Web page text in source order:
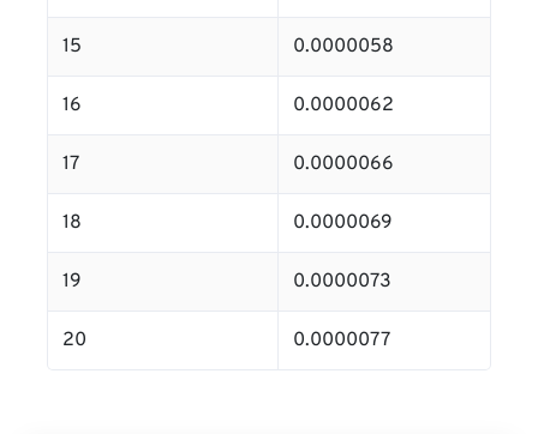
15 0.0000058
16 0.0000062
17 0.0000066
18 0.0000069
19 0.0000073
20 0.0000077